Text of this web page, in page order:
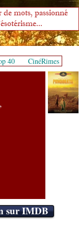
mots, passionné
40 CinéRimes
,
sur IMDB